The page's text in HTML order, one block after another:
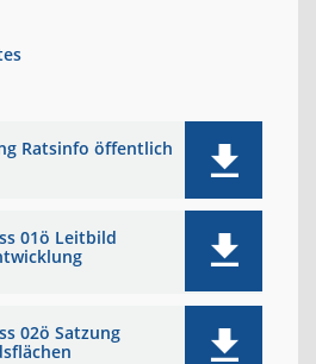
Ratsinfo öffentlich
01ö Leitbild
02ö Satzung